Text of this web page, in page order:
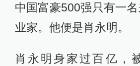
中国富豪500强只有一
业家。他便是肖永明。
肖永明身家过百亿，